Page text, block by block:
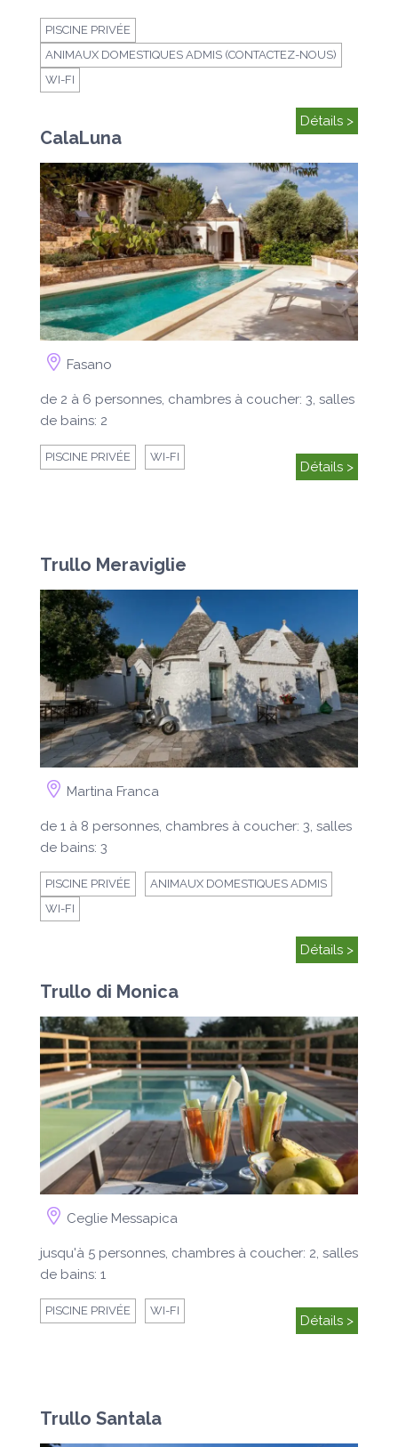
PISCINE PRIVÉE
ANIMAUX DOMESTIQUES ADMIS (CONTACTEZ-NOUS)
WI-FI
Détails >
CalaLuna
Fasano
de 2 à 6 personnes, chambres à coucher: 3, salles
de bains: 2
PISCINE PRIVÉE WI-FI
Détails >
Trullo Meraviglie
Martina Franca
de 1 à 8 personnes, chambres à coucher: 3, salles
de bains: 3
PISCINE PRIVÉE
ANIMAUX DOMESTIQUES ADMIS
WI-FI
Détails >
Trullo di Monica
Ceglie Messapica
jusqu'à 5 personnes, chambres à coucher: 2, salles
de bains: 1
PISCINE PRIVÉE WI-FI
Détails >
Trullo Santala